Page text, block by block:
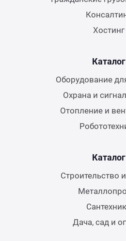
Хостинг
Каталог
Оборудование
Охрана и
Отопление и
Каталог
Строительство
Дача, сад и